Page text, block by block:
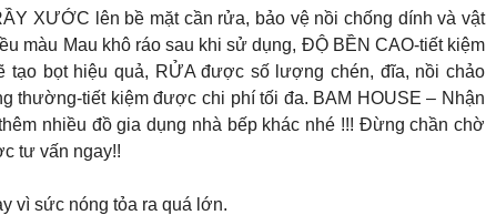
XƯỚC lên bề mặt cần rửa, bảo vệ nồi chống dính và vật
màu Mau khô ráo sau khi sử dụng, ĐỘ BỀN CAO-tiết kiệm
tạo bọt hiệu quả, RỬA được số lượng chén, đĩa, nồi chảo
thường-tiết kiệm được chi phí tối đa. BAM HOUSE – Nhận
nhiều đồ gia dụng nhà bếp khác nhé !!! Đừng chần chờ
tư vấn ngay!!
vì sức nóng tỏa ra quá lớn.